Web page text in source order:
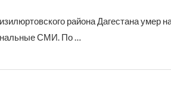
района Дагестана умер
СМИ. По …